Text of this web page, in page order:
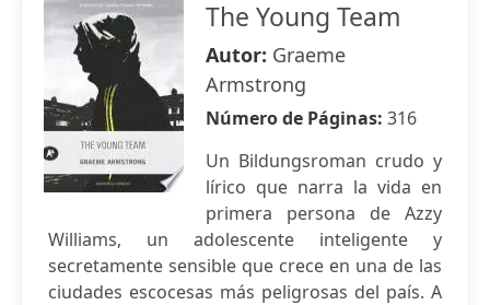
The Young Team
Autor: Graeme
Armstrong
Número de Páginas: 316
Un Bildungsroman crudo y
lírico que narra la vida en
primera persona de Azzy
Williams, un adolescente inteligente y
secretamente sensible que crece en una de las
ciudades escocesas más peligrosas del país. A